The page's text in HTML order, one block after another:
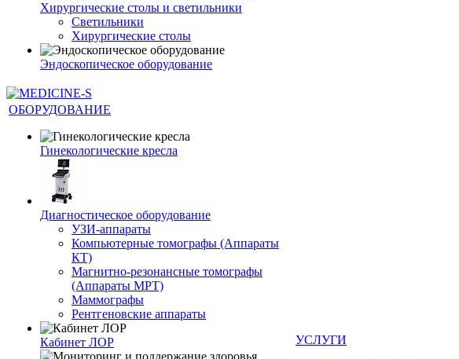
Хирургические столы и светильники
Светильники
Хирургические столы
Эндоскопическое оборудование
ОБОРУДОВАНИЕ
Гинекологические кресла
Диагностическое оборудование
УЗИ-аппараты
Компьютерные томографы (Аппараты
КТ)
Магнитно-резонансные томографы
(Аппараты МРТ)
Маммографы
Рентгеновские аппараты
Кабинет ЛОР
УСЛУГИ